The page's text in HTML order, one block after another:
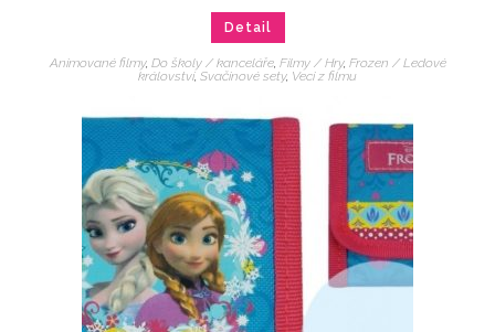
Detail
Animované filmy, Do školy / kanceláře, Filmy / Hry, Frozen / Ledové
království, Svačinové sety, Veci z filmu